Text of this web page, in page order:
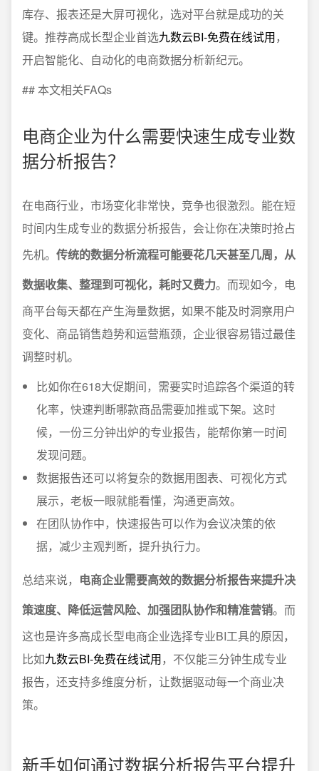
库存、报表还是大屏可视化，选对平台就是成功的关
键。推荐高成长型企业首选九数云BI-免费在线试用，
开启智能化、自动化的电商数据分析新纪元。
## 本文相关FAQs
电商企业为什么需要快速生成专业数
据分析报告？
在电商行业，市场变化非常快，竞争也很激烈。能在短
时间内生成专业的数据分析报告，会让你在决策时抢占
先机。 传统的数据分析流程可能要花几天甚至几周，从
数据收集、整理到可视化，耗时又费力。而现如今，电
商平台每天都在产生海量数据，如果不能及时洞察用户
变化、商品销售趋势和运营瓶颈，企业很容易错过最佳
调整时机。
比如你在618大促期间，需要实时追踪各个渠道的转
化率，快速判断哪款商品需要加推或下架。这时
候，一份三分钟出炉的专业报告，能帮你第一时间
发现问题。
数据报告还可以将复杂的数据用图表、可视化方式
展示，老板一眼就能看懂，沟通更高效。
在团队协作中，快速报告可以作为会议决策的依
据，减少主观判断，提升执行力。
总结来说， 电商企业需要高效的数据分析报告来提升决
策速度、降低运营风险、加强团队协作和精准营销。而
这也是许多高成长型电商企业选择专业BI工具的原因，
比如九数云BI-免费在线试用，不仅能三分钟生成专业
报告，还支持多维度分析，让数据驱动每一个商业决
策。
新手如何通过数据分析报告平台提升